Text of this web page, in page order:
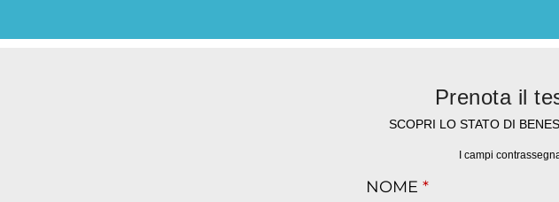
Prenota il
SCOPRI LO STATO DI
I campi
NOME *